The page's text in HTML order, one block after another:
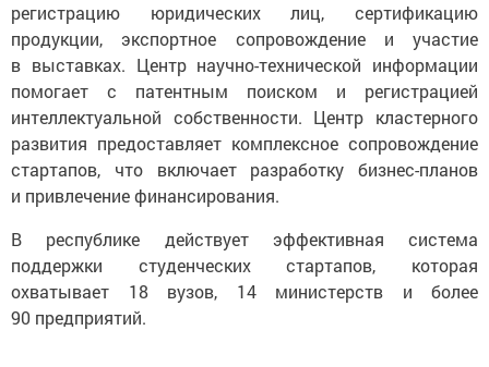
регистрацию юридических лиц, сертификацию
продукции, экспортное сопровождение и участие
в выставках. Центр научно-технической информации
помогает с патентным поиском и регистрацией
интеллектуальной собственности. Центр кластерного
развития предоставляет комплексное сопровождение
стартапов, что включает разработку бизнес-планов
и привлечение финансирования.
В республике действует эффективная система
поддержки студенческих стартапов, которая
охватывает 18 вузов, 14 министерств и более
90 предприятий.